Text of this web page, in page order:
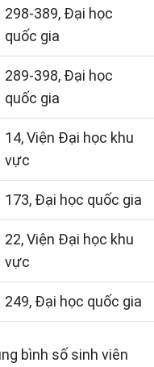
298-389, Đại học
quốc gia
289-398, Đại học
quốc gia
14, Viện Đại học khu
vực
173, Đại học quốc gia
22, Viện Đại học khu
vực
249, Đại học quốc gia
bình số sinh viên